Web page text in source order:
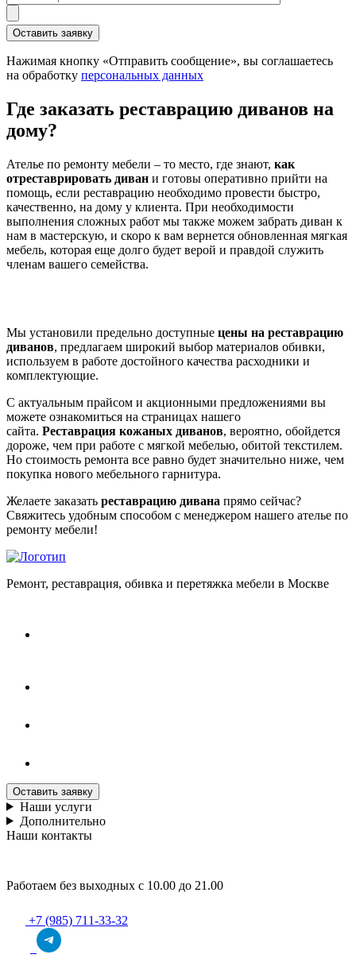
Нажимая кнопку «Отправить сообщение», вы соглашаетесь
на обработку персональных данных
Где заказать реставрацию диванов на
дому?
Ателье по ремонту мебели – то место, где знают, как
отреставрировать диван и готовы оперативно прийти на
помощь, если реставрацию необходимо провести быстро,
качественно, на дому у клиента. При необходимости
выполнения сложных работ мы также можем забрать диван к
нам в мастерскую, и скоро к вам вернется обновленная мягкая
мебель, которая еще долго будет верой и правдой служить
членам вашего семейства.
Мы установили предельно доступные цены на реставрацию
диванов, предлагаем широкий выбор материалов обивки,
используем в работе достойного качества расходники и
комплектующие.
С актуальным прайсом и акционными предложениями вы
можете ознакомиться на страницах нашего
сайта. Реставрация кожаных диванов, вероятно, обойдется
дороже, чем при работе с мягкой мебелью, обитой текстилем.
Но стоимость ремонта все равно будет значительно ниже, чем
покупка нового мебельного гарнитура.
Желаете заказать реставрацию дивана прямо сейчас?
Свяжитесь удобным способом с менеджером нашего ателье по
ремонту мебели!
Ремонт, реставрация, обивка и перетяжка мебели в Москве
Оставить заявку
Наши услуги
Дополнительно
Наши контакты
Работаем без выходных с 10.00 до 21.00
+7 (985) 711-33-32